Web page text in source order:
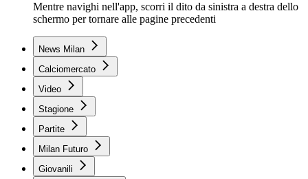
Mentre navighi nell'app, scorri il dito da sinistra a destra dello
schermo per tornare alle pagine precedenti
News Milan
Calciomercato
Video
Stagione
Partite
Milan Futuro
Giovanili